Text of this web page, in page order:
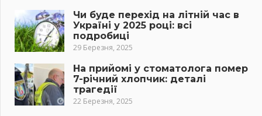
Чи буде перехід на літній час в
Україні у 2025 році: всі
подробиці
29 Березня, 2025
На прийомі у стоматолога помер
7-річний хлопчик: деталі
трагедії
22 Березня, 2025